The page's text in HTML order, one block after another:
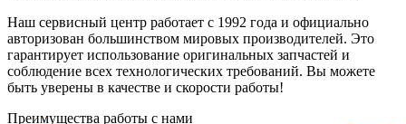
Наш сервисный центр работает с 1992 года и официально
авторизован большинством мировых производителей. Это
гарантирует использование оригинальных запчастей и
соблюдение всех технологических требований. Вы можете
быть уверены в качестве и скорости работы!
Преимущества работы с нами